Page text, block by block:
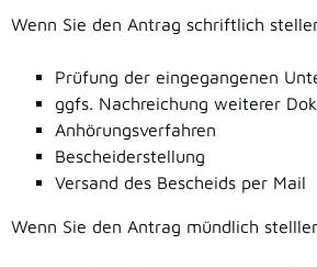
Wenn Sie den Antrag schriftlich
Prüfung der eingegangenen
ggfs. Nachreichung weiterer
Anhörungsverfahren
Bescheiderstellung
Versand des Bescheids per Mail
Wenn Sie den Antrag mündlich